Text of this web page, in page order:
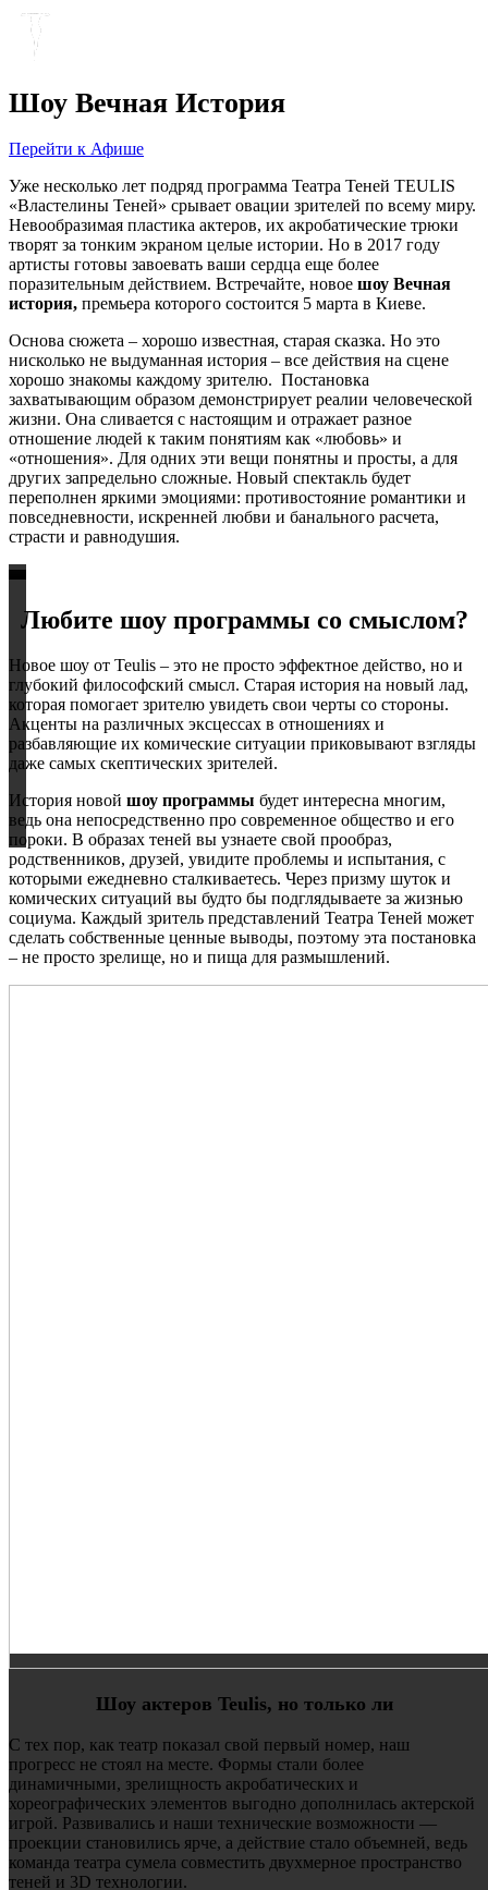
Шоу Вечная История
Перейти к Афише
Уже несколько лет подряд программа Театра Теней TEULIS
«Властелины Теней» срывает овации зрителей по всему миру.
Невообразимая пластика актеров, их акробатические трюки
творят за тонким экраном целые истории. Но в 2017 году
артисты готовы завоевать ваши сердца еще более
поразительным действием. Встречайте, новое шоу Вечная
история, премьера которого состоится 5 марта в Киеве.
Основа сюжета – хорошо известная, старая сказка. Но это
нисколько не выдуманная история – все действия на сцене
хорошо знакомы каждому зрителю. Постановка
захватывающим образом демонстрирует реалии человеческой
жизни. Она сливается с настоящим и отражает разное
отношение людей к таким понятиям как «любовь» и
«отношения». Для одних эти вещи понятны и просты, а для
других запредельно сложные. Новый спектакль будет
переполнен яркими эмоциями: противостояние романтики и
повседневности, искренней любви и банального расчета,
страсти и равнодушия.
Любите шоу программы со смыслом?
Новое шоу от Teulis – это не просто эффектное действо, но и
глубокий философский смысл. Старая история на новый лад,
которая помогает зрителю увидеть свои черты со стороны.
Акценты на различных эксцессах в отношениях и
разбавляющие их комические ситуации приковывают взгляды
даже самых скептических зрителей.
История новой шоу программы будет интересна многим,
ведь она непосредственно про современное общество и его
пороки. В образах теней вы узнаете свой прообраз,
родственников, друзей, увидите проблемы и испытания, с
которыми ежедневно сталкиваетесь. Через призму шуток и
комических ситуаций вы будто бы подглядываете за жизнью
социума. Каждый зритель представлений Театра Теней может
сделать собственные ценные выводы, поэтому эта постановка
– не просто зрелище, но и пища для размышлений.
Шоу актеров Teulis, но только ли
С тех пор, как театр показал свой первый номер, наш
прогресс не стоял на месте. Формы стали более
динамичными, зрелищность акробатических и
хореографических элементов выгодно дополнилась актерской
игрой. Развивались и наши технические возможности —
проекции становились ярче, а действие стало объемней, ведь
команда театра сумела совместить двухмерное пространство
теней и 3D технологии.